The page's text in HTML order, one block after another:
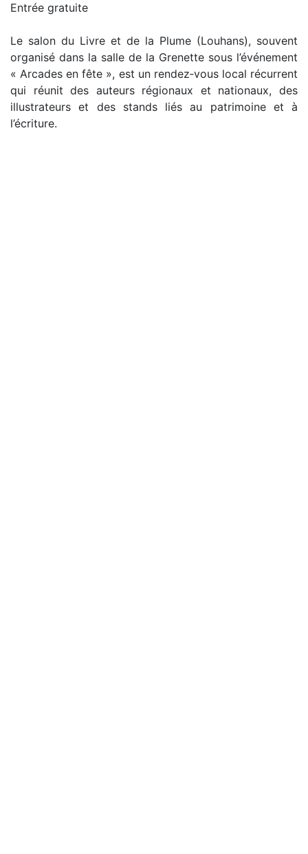
Entrée gratuite
Le salon du Livre et de la Plume (Louhans), souvent
organisé dans la salle de la Grenette sous l’événement
« Arcades en fête », est un rendez‑vous local récurrent
qui réunit des auteurs régionaux et nationaux, des
illustrateurs et des stands liés au patrimoine et à
l’écriture.